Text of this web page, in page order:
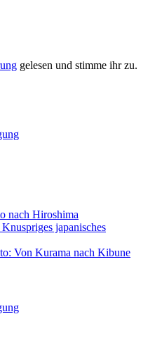
gelesen und stimme ihr zu.
nach Hiroshima
japanisches
Von Kurama nach Kibune